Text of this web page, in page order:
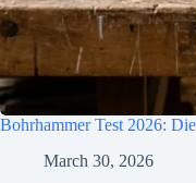
Bohrhammer Test 2026:
March 30, 2026